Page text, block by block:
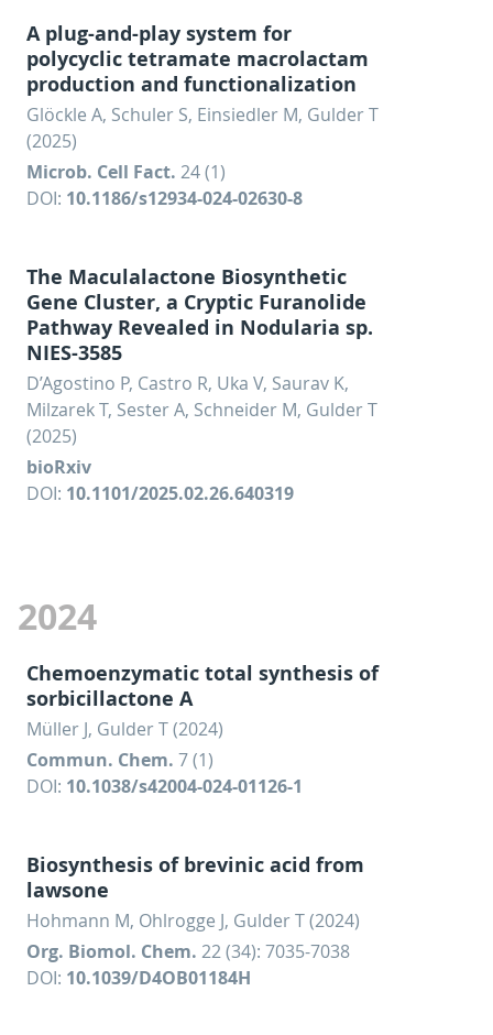
A plug-and-play system for
polycyclic tetramate macrolactam
production and functionalization
Glöckle A, Schuler S, Einsiedler M, Gulder T
(2025)
Microb. Cell Fact. 24 (1)
DOI: 10.1186/s12934-024-02630-8
The Maculalactone Biosynthetic
Gene Cluster, a Cryptic Furanolide
Pathway Revealed in Nodularia sp.
NIES-3585
D’Agostino P, Castro R, Uka V, Saurav K,
Milzarek T, Sester A, Schneider M, Gulder T
(2025)
bioRxiv
DOI: 10.1101/2025.02.26.640319
2024
Chemoenzymatic total synthesis of
sorbicillactone A
Müller J, Gulder T (2024)
Commun. Chem. 7 (1)
DOI: 10.1038/s42004-024-01126-1
Biosynthesis of brevinic acid from
lawsone
Hohmann M, Ohlrogge J, Gulder T (2024)
Org. Biomol. Chem. 22 (34): 7035-7038
DOI: 10.1039/D4OB01184H